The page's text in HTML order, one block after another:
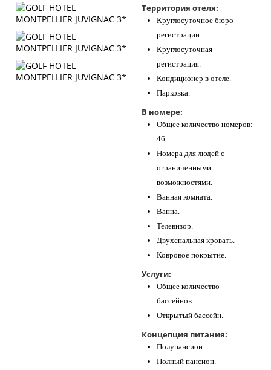
Территория отеля:
Круглосуточное бюро
регистрации.
Круглосуточная
регистрация.
Кондиционер в отеле.
Парковка.
В номере:
Общее количество номеров:
46.
Номера для людей с
ограниченными
возможностями.
Ванная комната.
Ванна.
Телевизор.
Двухспальная кровать.
Ковровое покрытие.
Услуги:
Общее количество
бассейнов.
Открытый бассейн.
Концепция питания:
Полупансион.
Полный пансион.